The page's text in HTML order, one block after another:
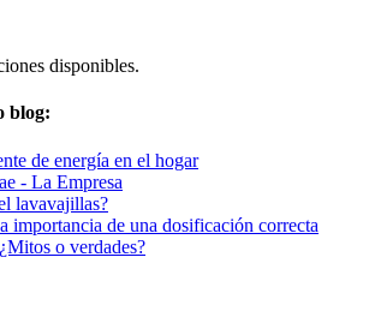
disponibles.
blog:
de energía en el hogar
- La Empresa
lavavajillas?
importancia de una dosificación correcta
o verdades?